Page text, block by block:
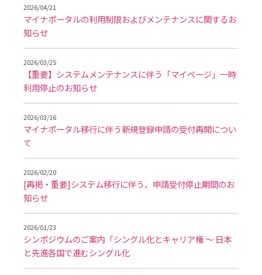
2026/04/21
マイナポータルの利用制限およびメンテナンスに関するお
知らせ
2026/03/25
【重要】システムメンテナンスに伴う「マイページ」一時
利用停止のお知らせ
2026/03/16
マイナポータル移行に伴う新規登録申請の受付再開につい
て
2026/02/20
[再掲・重要]システム移行に伴う、申請受付停止期間のお
知らせ
2026/01/23
シンポジウムのご案内「シングル化とキャリア権 ～ 日本
と先進各国で進むシングル化